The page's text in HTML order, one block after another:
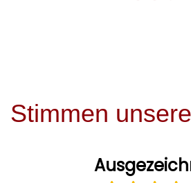
Stimmen